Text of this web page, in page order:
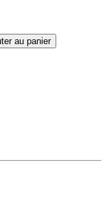
au panier